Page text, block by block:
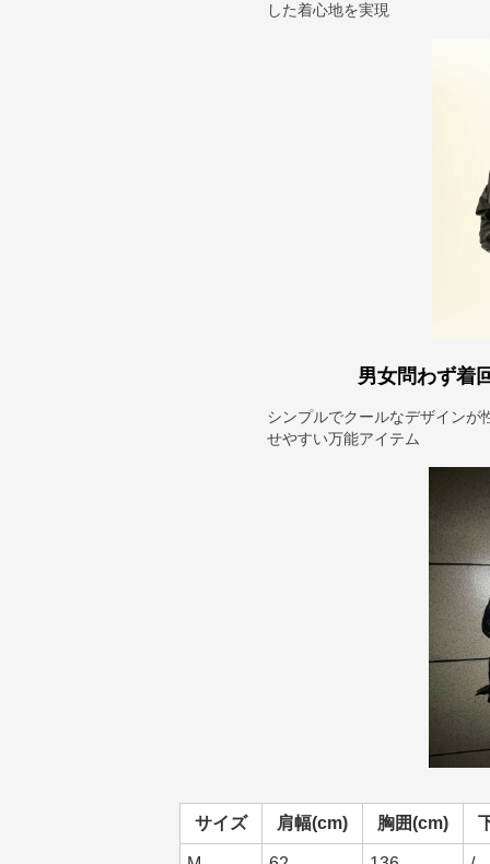
した着心地を実現
男女問わず着
シンプルでクールなデザインが
せやすい万能アイテム
サイズ 肩幅(cm) 胸囲(cm)